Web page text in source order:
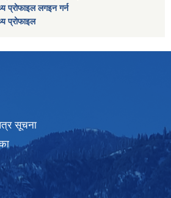
प्रोफाइल लगइन गर्न
प्रोफाइल
सूचना